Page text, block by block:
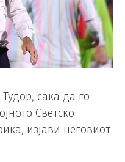
сака да го
Светско
изјави неговиот